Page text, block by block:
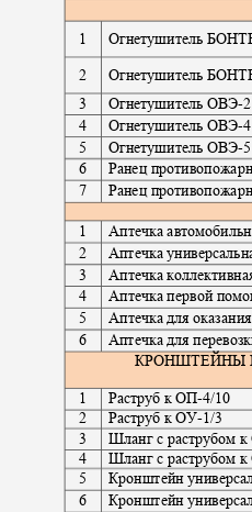
1
2
Огнетушитель
Огнетушитель
3
4
5
6
7
Огнетушитель ОВЭ-
Огнетушитель ОВЭ-
Огнетушитель ОВЭ-
Ранец
Ранец
1
2
3
4
5
6
Аптечка
Аптечка
Аптечка
Аптечка первой
Аптечка для
Аптечка для
КРОНШТЕЙНЫ
1
2
3
4
5
6
Раструб к ОП-4/10
Раструб к ОУ-1/3
Шланг с раструбом
Шланг с раструбом
Кронштейн
Кронштейн